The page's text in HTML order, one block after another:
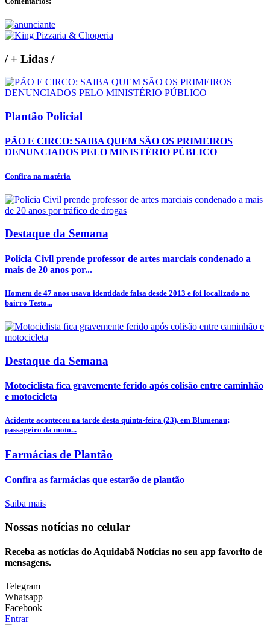
/+ Lidas /
Plantão Policial
PÃO E CIRCO: SAIBA QUEM SÃO OS PRIMEIROS
DENUNCIADOS PELO MINISTÉRIO PÚBLICO
Confira na matéria
Destaque da Semana
Polícia Civil prende professor de artes marciais condenado a
mais de 20 anos por...
Homem de 47 anos usava identidade falsa desde 2013 e foi localizado no
bairro Testo...
Destaque da Semana
Motociclista fica gravemente ferido após colisão entre caminhão
e motocicleta
Acidente aconteceu na tarde desta quinta-feira (23), em Blumenau;
passageiro da moto...
Farmácias de Plantão
Confira as farmácias que estarão de plantão
Saiba mais
Nossas notícias no celular
Receba as notícias do Aquidabã Notícias no seu app favorito de
mensagens.
Telegram
Whatsapp
Facebook
Entrar